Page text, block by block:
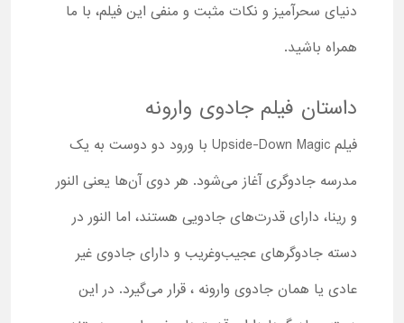
دنیای سحرآمیز و نکات مثبت و منفی این فیلم، با ما
همراه باشید.
داستان فیلم جادوی وارونه
فیلم Upside-Down Magic با ورود دو دوست به یک
مدرسه جادوگری آغاز می‌شود. هر دوی آن‌ها یعنی النور
و رینا، دارای قدرت‌های جادویی هستند، اما النور در
دسته جادوگرهای عجیب‌وغریب و دارای جادوی غیر
عادی یا همان جادوی وارونه ، قرار می‌گیرد. در این